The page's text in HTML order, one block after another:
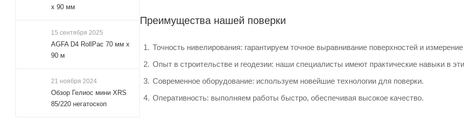
Преимущества нашей поверки
Точность нивелирования: гарантируем точное выравнивание поверхностей и
Опыт в строительстве и геодезии: наши специалисты имеют практические навыки в
Современное оборудование: используем новейшие технологии для поверки.
Оперативность: выполняем работы быстро, обеспечивая высокое качество.
х 90 мм
15 сентября 2025
AGFA D4 RollPac 70 мм x
90 м
21 ноября 2024
Обзор Гелиос мини XRS
85/220 негатоскоп